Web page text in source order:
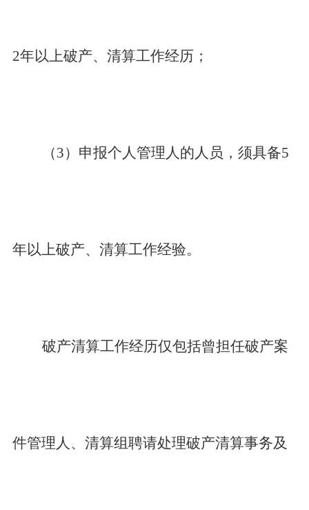
2年以上破产、清算工作经历；
（3）申报个人管理人的人员，须具备5
年以上破产、清算工作经验。
破产清算工作经历仅包括曾担任破产案
件管理人、清算组聘请处理破产清算事务及